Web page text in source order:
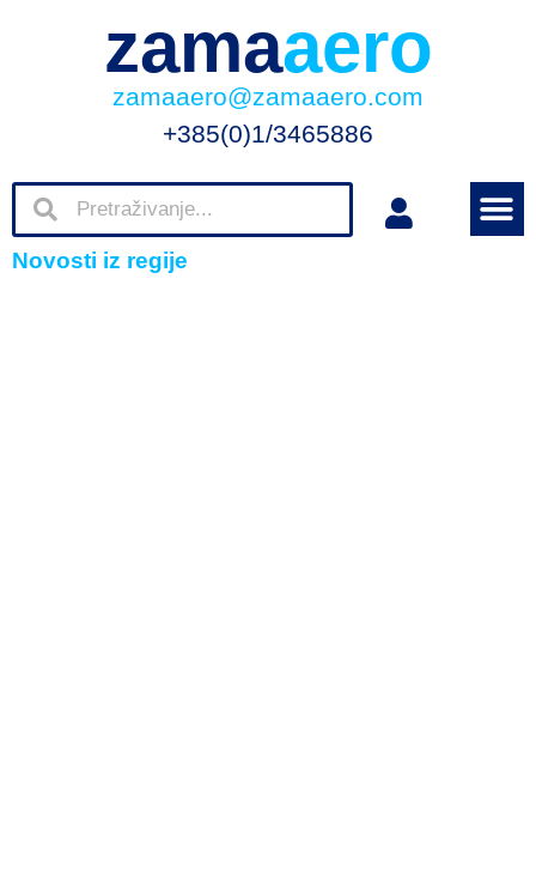
zamaaero
zamaaero@zamaaero.com
+385(0)1/3465886
Novosti iz regije